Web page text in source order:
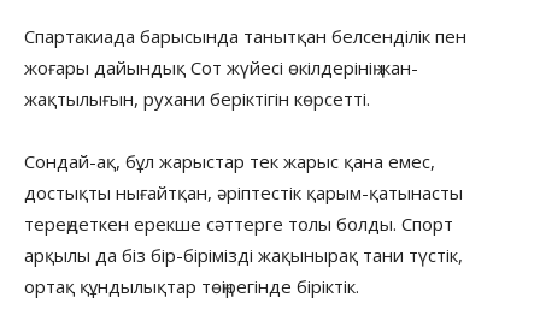
Спартакиада барысында танытқан белсенділік пен
жоғары дайындық Сот жүйесі өкілдерінің жан-
жақтылығын, рухани беріктігін көрсетті.
Сондай-ақ, бұл жарыстар тек жарыс қана емес,
достықты нығайтқан, әріптестік қарым-қатынасты
тереңдеткен ерекше сәттерге толы болды. Спорт
арқылы да біз бір-бірімізді жақынырақ тани түстік,
ортақ құндылықтар төңірегінде біріктік.